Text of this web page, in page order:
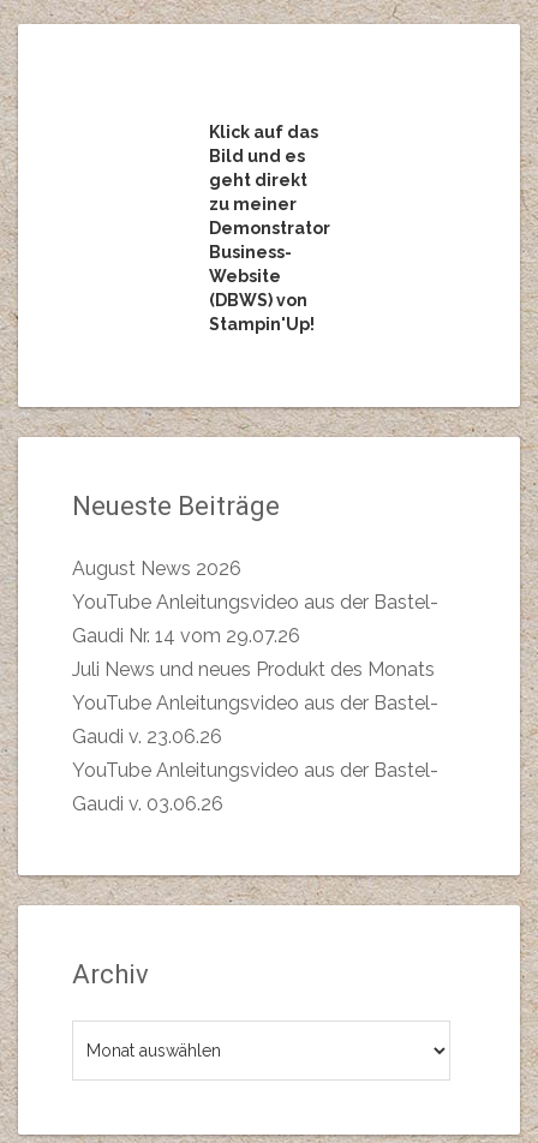
Klick auf das
Bild und es
geht direkt
zu meiner
Demonstrator
Business-
Website
(DBWS) von
Stampin'Up!
Neueste Beiträge
August News 2026
YouTube Anleitungsvideo aus der Bastel-
Gaudi Nr. 14 vom 29.07.26
Juli News und neues Produkt des Monats
YouTube Anleitungsvideo aus der Bastel-
Gaudi v. 23.06.26
YouTube Anleitungsvideo aus der Bastel-
Gaudi v. 03.06.26
Archiv